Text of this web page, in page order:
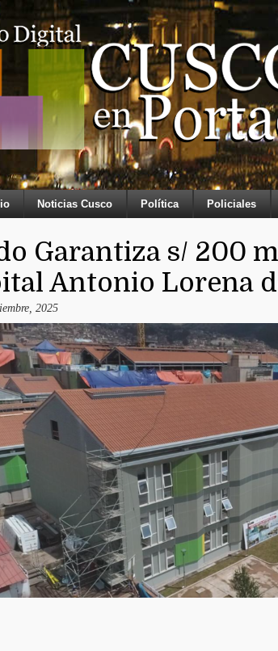
Noticias Cusco Política Policiales
Garantiza s/ 200
Antonio Lorena
2025